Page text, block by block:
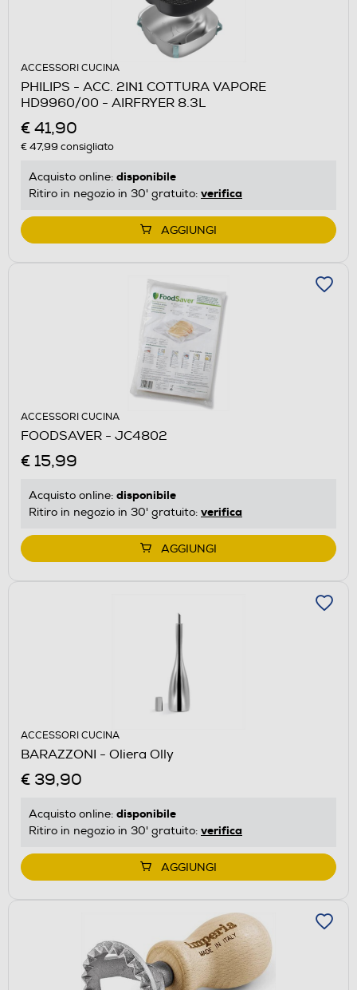
ACCESSORI CUCINA
PHILIPS - ACC. 2IN1 COTTURA VAPORE
HD9960/00 - AIRFRYER 8.3L
€ 41,90
€ 47,99 consigliato
Acquisto online: disponibile
Ritiro in negozio in 30' gratuito: verifica
AGGIUNGI
ACCESSORI CUCINA
FOODSAVER - JC4802
€ 15,99
Acquisto online: disponibile
Ritiro in negozio in 30' gratuito: verifica
AGGIUNGI
ACCESSORI CUCINA
BARAZZONI - Oliera Olly
€ 39,90
Acquisto online: disponibile
Ritiro in negozio in 30' gratuito: verifica
AGGIUNGI